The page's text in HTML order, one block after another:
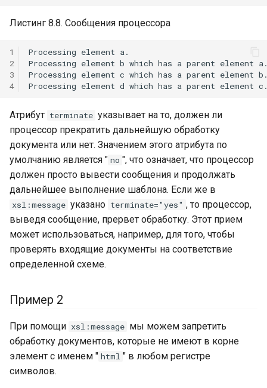
Листинг 8.8. Сообщения процессора
1
2
3
4
Processing element a.
Processing element b which has a parent element
Processing element c which has a parent element
Атрибут terminate указывает на то, должен ли
процессор прекратить дальнейшую обработку
документа или нет. Значением этого атрибута по
умолчанию является " no ", что означает, что процессор
должен просто вывести сообщения и продолжать
дальнейшее выполнение шаблона. Если же в
xsl:message указано terminate="yes" , то процессор,
выведя сообщение, прервет обработку. Этот прием
может использоваться, например, для того, чтобы
проверять входящие документы на соответствие
определенной схеме.
Пример 2
При помощи xsl:message мы можем запретить
обработку документов, которые не имеют в корне
элемент с именем " html " в любом регистре
символов.